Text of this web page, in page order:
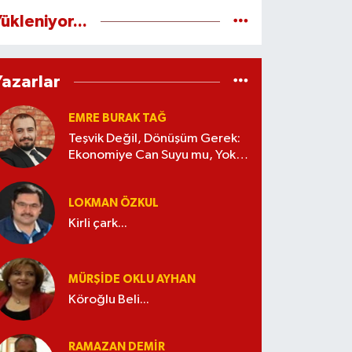
EMRE BURAK TAĞ
Teşvik Değil, Dönüşüm Gerek:
Ekonomiye Can Suyu mu, Yoksa
LOKMAN ÖZKUL
Kirli çark...
MÜRŞIDE OKLU AYHAN
Köroğlu Beli...
RAMAZAN DEMİR